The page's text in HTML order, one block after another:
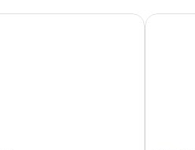
峇里島